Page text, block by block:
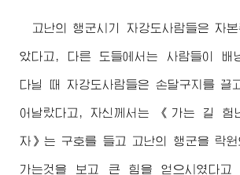
고난의 행군시기 자강도사람들은 자
았다고, 다른 도들에서는 사람들이 배
다닐 때 자강도사람들은 손달구지를 끌
어날랐다고, 자신께서는 《가는 길 험
자》는 구호를 들고 고난의 행군을 락
가는것을 보고 큰 힘을 얻으시였다고